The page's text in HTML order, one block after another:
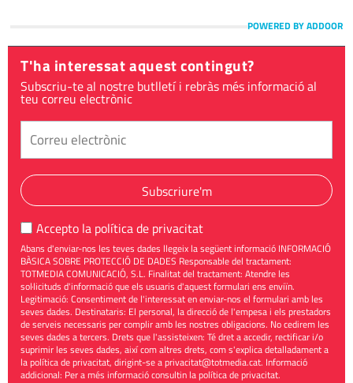
POWERED BY ADDOOR
T'ha interessat aquest contingut?
Subscriu-te al nostre butlletí i rebràs més informació al
teu correu electrònic
Subscriure'm
Accepto la política de privacitat
Abans d'enviar-nos les teves dades llegeix la següent informació INFORMACIÓ
BÀSICA SOBRE PROTECCIÓ DE DADES Responsable del tractament:
TOTMEDIA COMUNICACIÓ, S.L. Finalitat del tractament: Atendre les
sol·licituds d'informació que els usuaris d'aquest formulari ens enviïn.
Legitimació: Consentiment de l'interessat en enviar-nos el formulari amb les
seves dades. Destinataris: El personal, la direcció de l'empesa i els prestadors
de serveis necessaris per complir amb les nostres obligacions. No cedirem les
seves dades a tercers. Drets que l'assisteixen: Té dret a accedir, rectificar i/o
suprimir les seves dades, així com altres drets, com s'explica detalladament a
la política de privacitat, dirigint-se aprivacitat@totmedia.cat. Informació
addicional: Per a més informació consultin lapolítica de privacitat.